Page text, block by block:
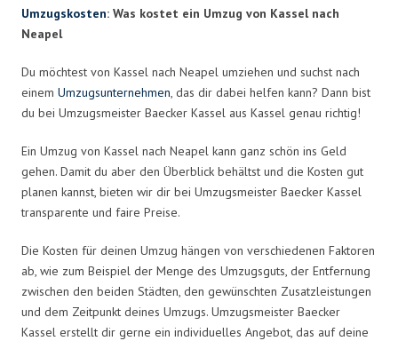
Umzugskosten: Was kostet ein Umzug von Kassel nach
Neapel
Du möchtest von Kassel nach Neapel umziehen und suchst nach
einem Umzugsunternehmen, das dir dabei helfen kann? Dann bist
du bei Umzugsmeister Baecker Kassel aus Kassel genau richtig!
Ein Umzug von Kassel nach Neapel kann ganz schön ins Geld
gehen. Damit du aber den Überblick behältst und die Kosten gut
planen kannst, bieten wir dir bei Umzugsmeister Baecker Kassel
transparente und faire Preise.
Die Kosten für deinen Umzug hängen von verschiedenen Faktoren
ab, wie zum Beispiel der Menge des Umzugsguts, der Entfernung
zwischen den beiden Städten, den gewünschten Zusatzleistungen
und dem Zeitpunkt deines Umzugs. Umzugsmeister Baecker
Kassel erstellt dir gerne ein individuelles Angebot, das auf deine